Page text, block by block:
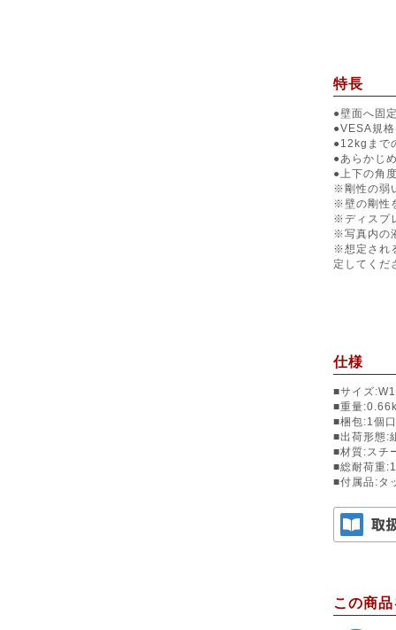
特長
●壁面へ固
●VESA規
●12kgまで
●あらかじ
●上下の角
※剛性の弱
※壁の剛性
※ディスプ
※写真内の
※想定され
定してくだ
仕様
■サイズ
■重量
■梱包:1個
■出荷形態:
■材質:スチ
■総耐荷重
■付属品:タ
この商